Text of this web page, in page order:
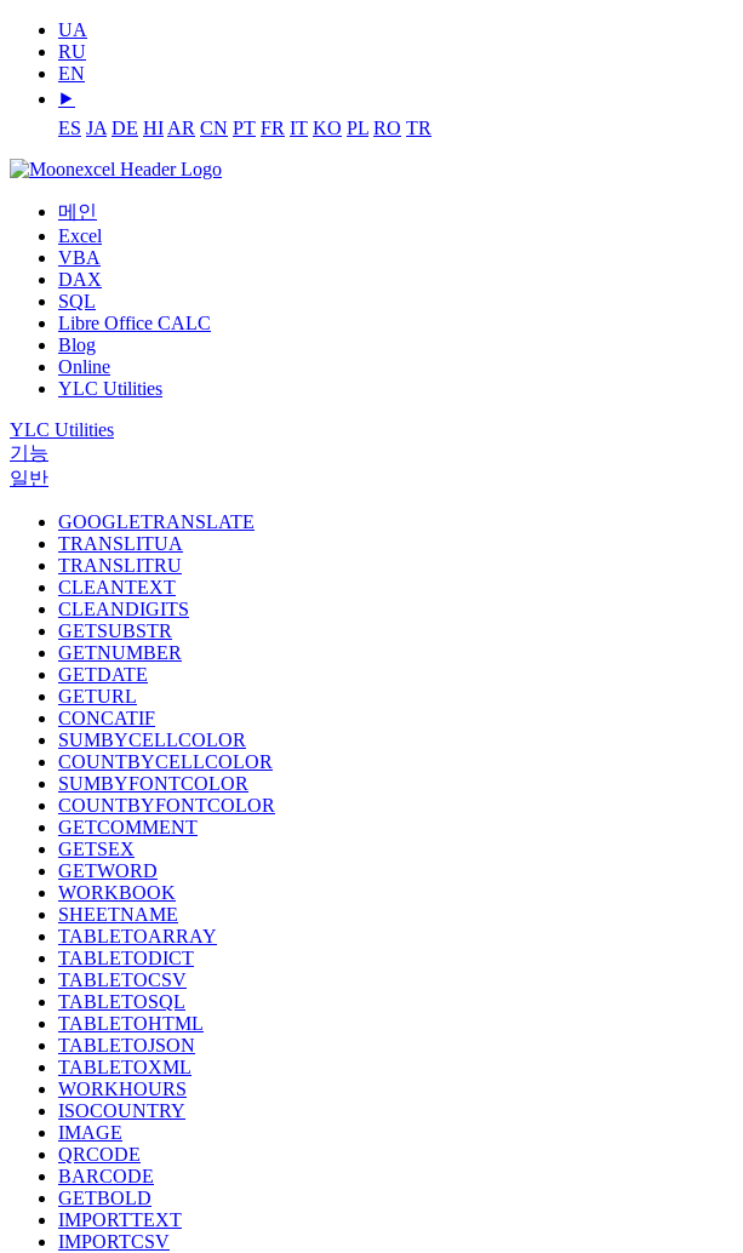
UA
RU
EN
⯈
ES JA DE HI AR CN PT FR IT KO PL RO TR
메인
Excel
VBA
DAX
SQL
Libre Office CALC
Blog
Online
YLC Utilities
YLC Utilities
기능
일반
GOOGLETRANSLATE
TRANSLITUA
TRANSLITRU
CLEANTEXT
CLEANDIGITS
GETSUBSTR
GETNUMBER
GETDATE
GETURL
CONCATIF
SUMBYCELLCOLOR
COUNTBYCELLCOLOR
SUMBYFONTCOLOR
COUNTBYFONTCOLOR
GETCOMMENT
GETSEX
GETWORD
WORKBOOK
SHEETNAME
TABLETOARRAY
TABLETODICT
TABLETOCSV
TABLETOSQL
TABLETOHTML
TABLETOJSON
TABLETOXML
WORKHOURS
ISOCOUNTRY
IMAGE
QRCODE
BARCODE
GETBOLD
IMPORTTEXT
IMPORTCSV